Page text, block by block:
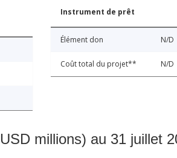
Instrument de prêt
Élément don N/D
Coût total du projet** N/D
millions) au 31 juillet